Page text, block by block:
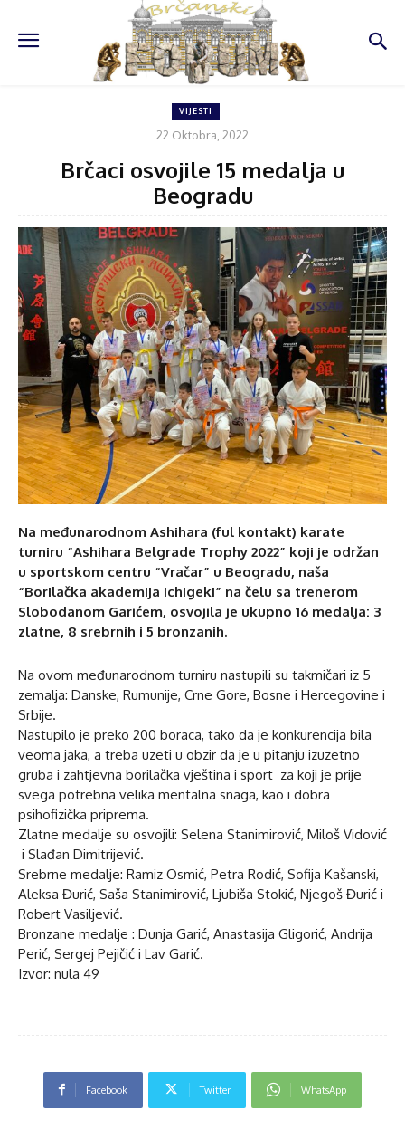
VIJESTI
22 Oktobra, 2022
Brčaci osvojile 15 medalja u
Beogradu
Na međunarodnom Ashihara (ful kontakt) karate
turniru “Ashihara Belgrade Trophy 2022” koji je održan
u sportskom centru “Vračar” u Beogradu, naša
“Borilačka akademija Ichigeki” na čelu sa trenerom
Slobodanom Garićem, osvojila je ukupno 16 medalja: 3
zlatne, 8 srebrnih i 5 bronzanih.
Na ovom međunarodnom turniru nastupili su takmičari iz 5
zemalja: Danske, Rumunije, Crne Gore, Bosne i Hercegovine i
Srbije.
Nastupilo je preko 200 boraca, tako da je konkurencija bila
veoma jaka, a treba uzeti u obzir da je u pitanju izuzetno
gruba i zahtjevna borilačka vještina i sport za koji je prije
svega potrebna velika mentalna snaga, kao i dobra
psihofizička priprema.
Zlatne medalje su osvojili: Selena Stanimirović, Miloš Vidović
i Slađan Dimitrijević.
Srebrne medalje: Ramiz Osmić, Petra Rodić, Sofija Kašanski,
Aleksa Đurić, Saša Stanimirović, Ljubiša Stokić, Njegoš Đurić i
Robert Vasiljević.
Bronzane medalje : Dunja Garić, Anastasija Gligorić, Andrija
Perić, Sergej Pejičić i Lav Garić.
Izvor: nula 49
Facebook Twitter WhatsApp